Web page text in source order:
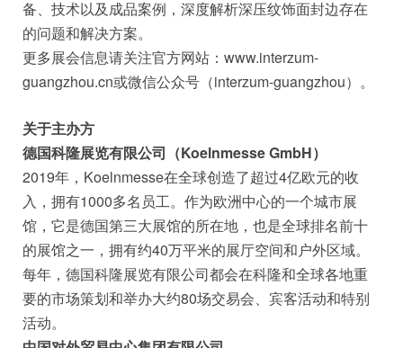
备、技术以及成品案例，深度解析深压纹饰面封边存在
的问题和解决方案。
更多展会信息请关注官方网站：www.interzum-
guangzhou.cn或微信公众号（interzum-guangzhou）。
关于主办方
德国科隆展览有限公司（Koelnmesse GmbH）
2019年，Koelnmesse在全球创造了超过4亿欧元的收
入，拥有1000多名员工。作为欧洲中心的一个城市展
馆，它是德国第三大展馆的所在地，也是全球排名前十
的展馆之一，拥有约40万平米的展厅空间和户外区域。
每年，德国科隆展览有限公司都会在科隆和全球各地重
要的市场策划和举办大约80场交易会、宾客活动和特别
活动。